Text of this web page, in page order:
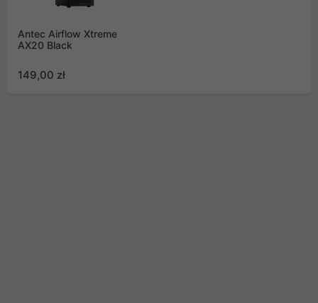
Antec Airflow Xtreme
AX20 Black
149,00 zł